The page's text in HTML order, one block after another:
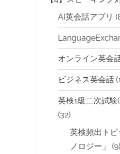
AI英会話アプリ
オンライン英会
ビジネス英会話
英検1級二次試験
(32)
英検頻出トピ
ノロジー」
(9)